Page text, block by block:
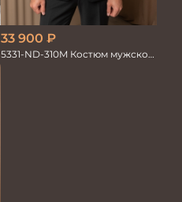
33 900 ₽
5331-ND-310M Костюм мужской